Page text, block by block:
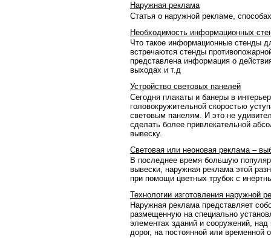
Наружная реклама
Статья о наружной рекламе,
Необходимость информационных
Что такое информационные стенды
встречаются стенды
представлена информация о
выходах и т.д
Устройство световых панелей
Сегодня плакаты и банеры в
головокружительной скоростью
световым панелям. И это не
сделать более привлекательной
вывеску.
Световая или неоновая реклама –
В последнее время большую
вывески, наружная реклама этой
при помощи цветных трубок с
Технологии изготовления наружной
Наружная реклама представляет
размещенную на специально
элементах зданий и сооружений,
дорог, на постоянной или временной